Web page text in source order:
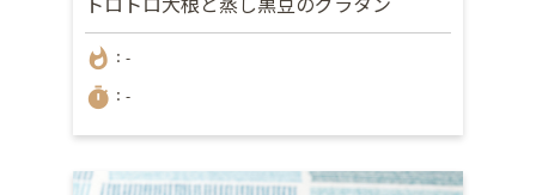
whatshot ：-
timer ：-